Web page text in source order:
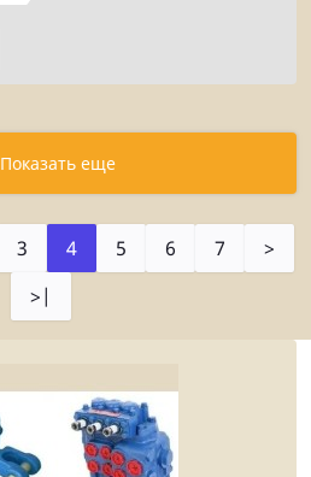
Показать еще
3 4 5 6 7
>
>|